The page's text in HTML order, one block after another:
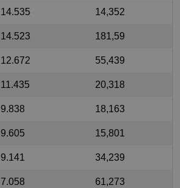
14.535 14,352
14.523 181,59
12.672 55,439
11.435 20,318
9.838 18,163
9.605 15,801
9.141 34,239
7.058 61,273